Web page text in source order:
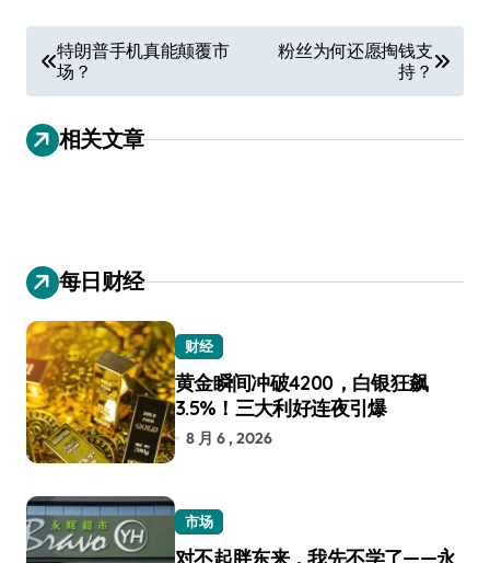
章
导
航
特朗普手机真能颠覆市
场？
粉丝为何还愿掏钱支
持？
相关文章
每日财经
财经
黄金瞬间冲破4200，白银狂飙
3.5%！三大利好连夜引爆
8 月 6 , 2026
市场